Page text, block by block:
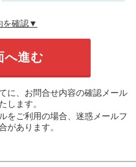
を確認▼
に、お問合せ内容の確認メール
します。
をご利用の場合、迷惑メールフ
があります。